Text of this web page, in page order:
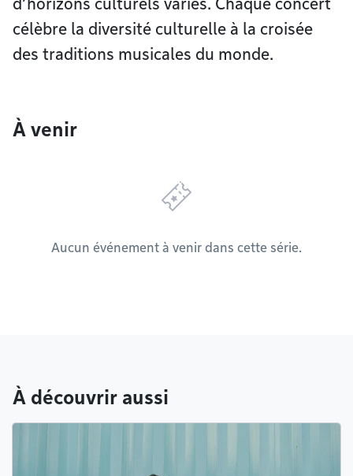
d’horizons culturels variés. Chaque concert
célèbre la diversité culturelle à la croisée
des traditions musicales du monde.
À venir
Aucun événement à venir dans cette série.
À découvrir aussi